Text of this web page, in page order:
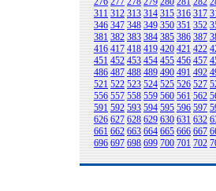
311 312 313 314 315 316 317
346 347 348 349 350 351 352
381 382 383 384 385 386 387
416 417 418 419 420 421 422
451 452 453 454 455 456 457
486 487 488 489 490 491 492
521 522 523 524 525 526 527
556 557 558 559 560 561 562
591 592 593 594 595 596 597
626 627 628 629 630 631 632
661 662 663 664 665 666 667
696 697 698 699 700 701 702